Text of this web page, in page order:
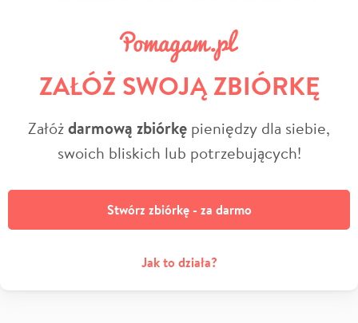
ZAŁÓŻ SWOJĄ ZBIÓRKĘ
Załóżdarmową zbiórkę pieniędzy dla siebie,
swoich bliskich lub potrzebujących!
Stwórz zbiórkę - za darmo
Jak to działa?